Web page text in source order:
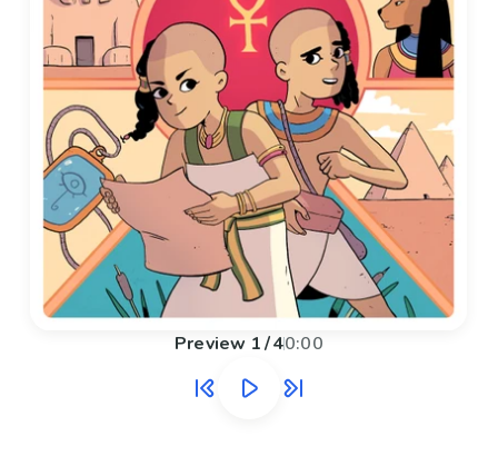
Preview 1/40:00